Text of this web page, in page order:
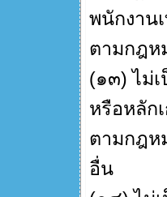
พนักงาน
ตามกฎห
(๑๓) ไม่
หรือหลัก
ตามกฎห
อื่น